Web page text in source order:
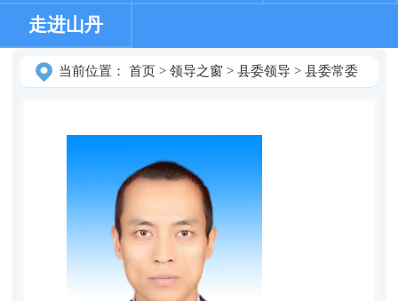
走进山丹
当前位置： 首页> 领导之窗 > 县委领导 > 县委常委